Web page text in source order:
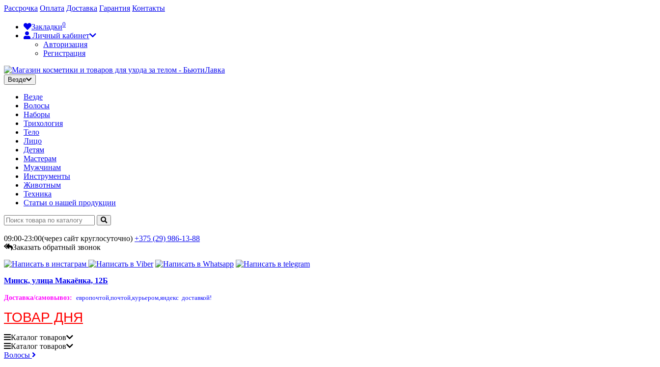
Рассрочка Оплата Доставка Гарантия Контакты
Закладки0
Личный кабинет
Авторизация
Регистрация
Везде
Везде
Волосы
Наборы
Трихология
Тело
Лицо
Детям
Мастерам
Мужчинам
Инструменты
Животным
Техника
Статьи о нашей продукции
09:00-23:00(через сайт круглосуточно) +375 (29) 986-13-88
Заказать обратный звонок
Минск, улица Макаёнка, 12Б
Доставка/самовывоз: европочтой,почтой,курьером,яндекс доставкой!
ТОВАР ДНЯ
Каталог товаров
Каталог товаров
Волосы